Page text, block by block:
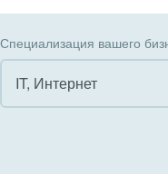
Специализация вашего
IT, Интернет